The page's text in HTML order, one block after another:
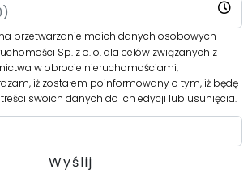
przetwarzanie moich danych osobowych
Sp. z o. o. dla celów związanych z
w obrocie nieruchomościami,
iż zostałem poinformowany o tym, iż będę
swoich danych do ich edycji lub usunięcia.